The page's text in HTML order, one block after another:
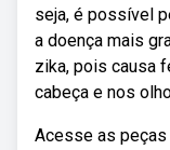
seja, é possível
a doença mais
zika, pois causa
cabeça e nos
Acesse as peças